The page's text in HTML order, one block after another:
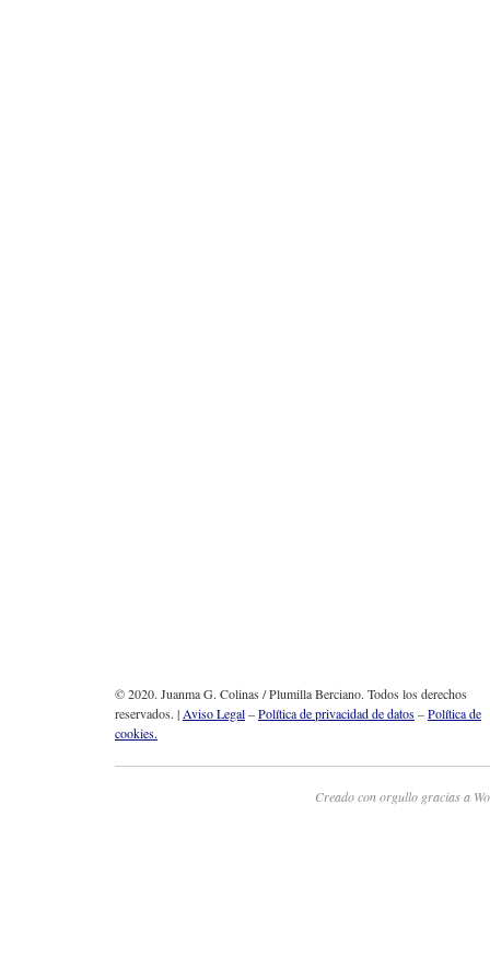
© 2020. Juanma G. Colinas / Plumilla Berciano. Todos los derechos
reservados. |Aviso Legal–Política de privacidad de datos–Política de
cookies.
Creado con orgullo gracias a